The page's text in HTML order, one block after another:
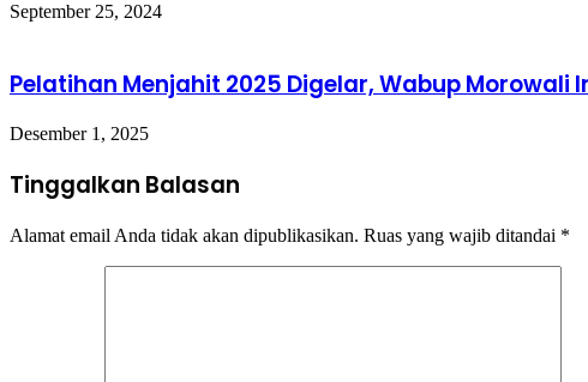
September 25, 2024
Pelatihan Menjahit 2025 Digelar, Wabup
Desember 1, 2025
Tinggalkan Balasan
Alamat email Anda tidak akan dipublikasikan. Ruas yang wajib ditandai *